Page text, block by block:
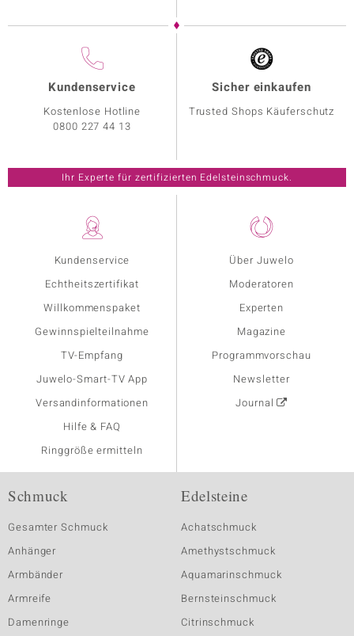
Kundenservice
Echtheitszertifikat
Willkommenspaket
Gewinnspielteilnahme
TV-Empfang
Juwelo-Smart-TV App
Versandinformationen
Hilfe & FAQ
Ringgröße ermitteln
Über Juwelo
Moderatoren
Experten
Magazine
Programmvorschau
Newsletter
Journal
Kundenservice
Kostenlose Hotline
0800 227 44 13
Sicher einkaufen
Trusted Shops Käuferschutz
Ihr Experte für zertifizierten Edelsteinschmuck.
Schmuck
Gesamter Schmuck
Anhänger
Armbänder
Armreife
Damenringe
Edelsteine
Achatschmuck
Amethystschmuck
Aquamarinschmuck
Bernsteinschmuck
Citrinschmuck